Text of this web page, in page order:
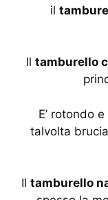
il
Il tamburello
E’ rotondo
talvolta
Il tamburello